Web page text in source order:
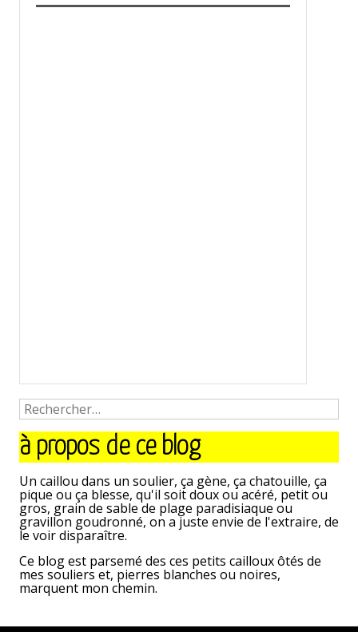
<
article
précédent
suivant
à propos de ce blog
Un caillou dans un soulier, ça gène, ça chatouille, ça
pique ou ça blesse, qu'il soit doux ou acéré, petit ou
gros, grain de sable de plage paradisiaque ou
gravillon goudronné, on a juste envie de l'extraire, de
le voir disparaître.
Ce blog est parsemé des ces petits cailloux ôtés de
mes souliers et, pierres blanches ou noires,
marquent mon chemin.